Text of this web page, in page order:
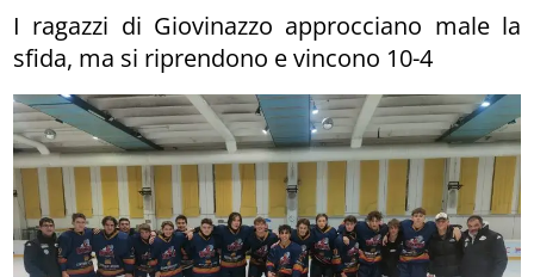
I ragazzi di Giovinazzo approcciano male la
sfida, ma si riprendono e vincono 10-4